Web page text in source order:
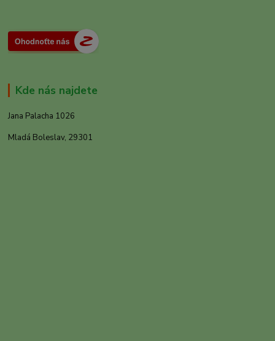
Kde nás najdete
Jana Palacha 1026
Mladá Boleslav, 29301